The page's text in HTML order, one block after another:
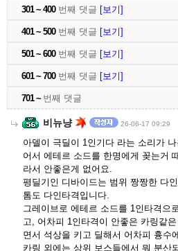
301 ~ 400번째 댓글 [보기]
401 ~ 500번째 댓글 [보기]
501 ~ 600번째 댓글 [보기]
601 ~ 700번째 댓글 [보기]
701 ~ 번째 댓글
비뉴냥 26-06-17 09:29
아델이 극딜이 1인기다 라는 소리가
어서 에테르 소드를 한명에게 꽂는거
라서 안좋은게 없어요.
평딜기인 디바이드는 범위 짱짱한 다
톰도 다인타격입니다.
그레이브로 에테르 소드를 1인타격으
고, 어차피 1인타격이 안좋은 카링같
면서 석상을 키고 딜해서 어차피 흉수
카링 외에는 상위 보스들에서 뭐 분산